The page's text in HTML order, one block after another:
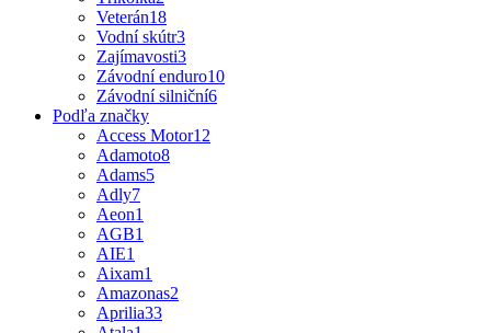
Veterán18
Vodní skútr3
Zajímavosti3
Závodní enduro10
Závodní silniční6
Podľa značky
Access Motor12
Adamoto8
Adams5
Adly7
Aeon1
AGB1
AIE1
Aixam1
Amazonas2
Aprilia33